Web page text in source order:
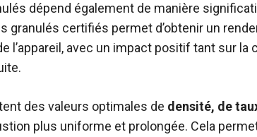
dépend également de manière
granulés certifiés permet d’obtenir un
l’appareil, avec un impact positif tant sur la
des valeurs optimales de densité, de
plus uniforme et prolongée. Cela